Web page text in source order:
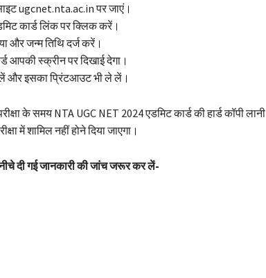
ugcnet.nta.ac.in पर जाएं।
कार्ड लिंक पर क्लिक करें।
और जन्म तिथि दर्ज करें।
आपकी स्क्रीन पर दिखाई देगा।
और इसका प्रिंटआउट भी ले लें।
के समय NTA UGC NET 2024 एडमिट कार्ड की हार्ड कॉपी लानी
में शामिल नहीं होने दिया जाएगा।
दी गई जानकारी की जांच जरूर कर लें-